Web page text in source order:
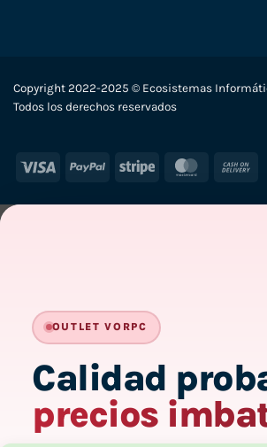
Copyright 2022-2025 © Ecosistemas
Todos los derechos reservados
Visa PayPal Stripe
OUTLET VORPC
Calidad
precios